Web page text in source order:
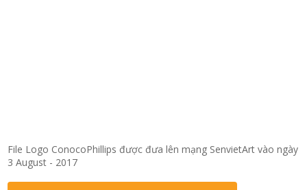
File Logo ConocoPhillips được đưa lên mạng SenvietArt vào ngày
3 August - 2017